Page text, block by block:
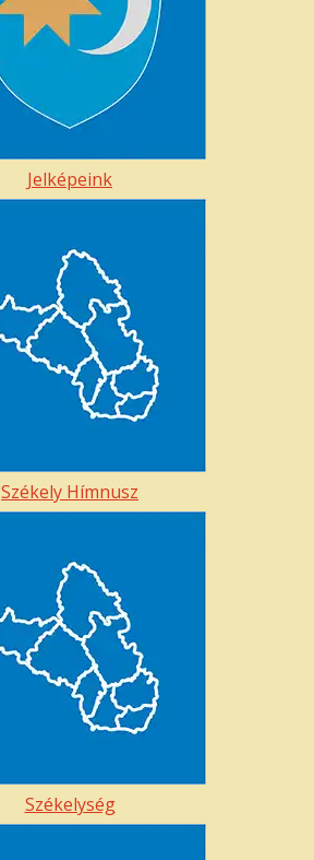
Jelképeink
Székely Hímnusz
Székelység